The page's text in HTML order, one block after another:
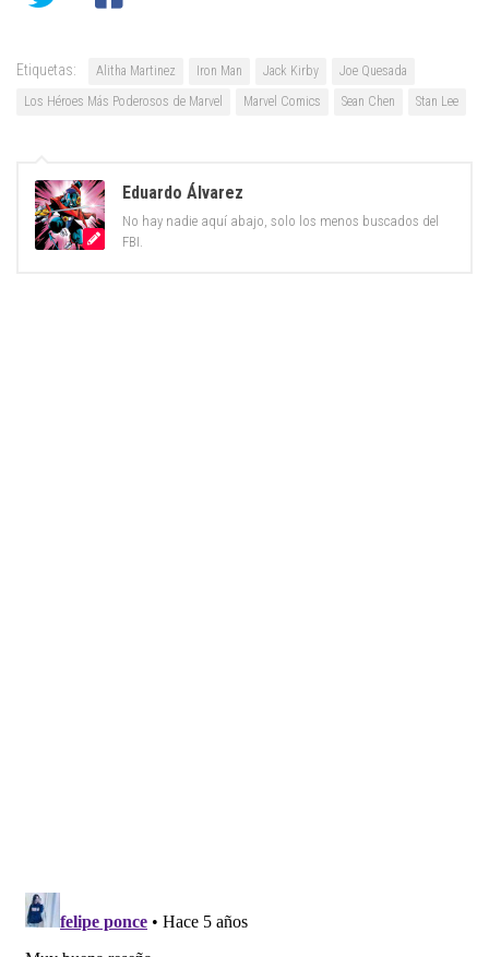
Etiquetas: Alitha Martinez Iron Man Jack Kirby
Joe Quesada
Los Héroes Más Poderosos de Marvel
Marvel Comics Sean Chen Stan Lee
Eduardo Álvarez
No hay nadie aquí abajo, solo los menos buscados del
FBI.